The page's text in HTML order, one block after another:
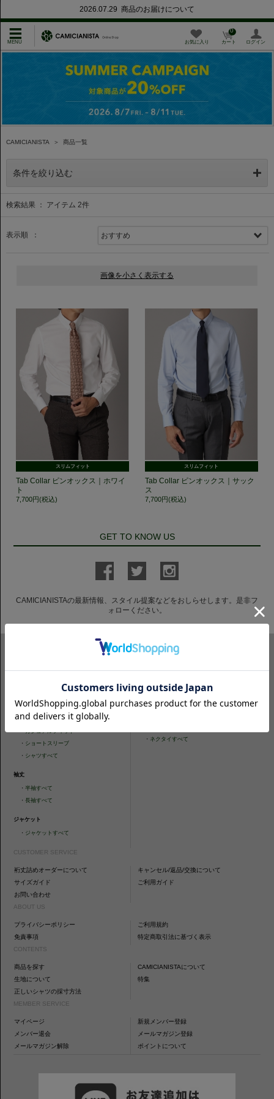
2026.07.29 商品のお届けについて
お気に入り カート
0
ログイン
CAMICIANISTA ＞ 商品一覧
条件を絞り込む
検索結果 ： アイテム 2件
表示順 ：
スリムフィット
Tab Collar ピンオックス｜ホワイ
ト
7,700円(税込)
スリムフィット
Tab Collar ピンオックス｜サック
ス
7,700円(税込)
GET TO KNOW US
CAMICIANISTAの最新情報、スタイル提案などをおしらせします。是非フ
ォローください。
・タイトフィット
・レギュラーフィット
・ ショートスリーブ
・ シャツすべて
袖丈
・半袖すべて
・長袖すべて
ジャケット
・ ジャケットすべて
タイトフィット
・ニットシャツすべて
・ ネクタイすべて
CUSTOMER SERVICE
裄丈詰めオーダーについて
キャンセル/返品/交換について
サイズガイド
ご利用ガイド
お問い合わせ
ABOUT US
プライバシーポリシー
ご利用規約
免責事項
特定商取引法に基づく表示
CONTENTS
商品を探す
CAMICIANISTAについて
生地について
特集
正しいシャツの採寸方法
MEMBER SERVICE
マイページ
新規メンバー登録
メンバー退会
メールマガジン登録
メールマガジン解除
ポイントについて